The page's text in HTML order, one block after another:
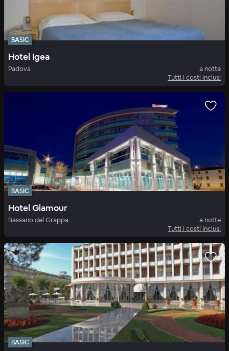
BASIC
Hotel Igea
Padova
a notte
Tutti i costi inclusi
BASIC
Hotel Glamour
Bassano del Grappa
a notte
Tutti i costi inclusi
BASIC